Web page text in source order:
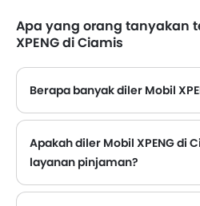
Apa yang orang tanyakan
XPENG di Ciamis
Berapa banyak diler Mobil
Apakah diler Mobil XPENG di
layanan pinjaman?